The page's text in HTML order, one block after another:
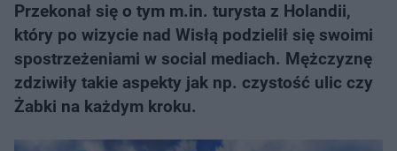
Przekonał się o tym m.in. turysta z Holandii,
który po wizycie nad Wisłą podzielił się swoimi
spostrzeżeniami w social mediach. Mężczyznę
zdziwiły takie aspekty jak np. czystość ulic czy
Żabki na każdym kroku.